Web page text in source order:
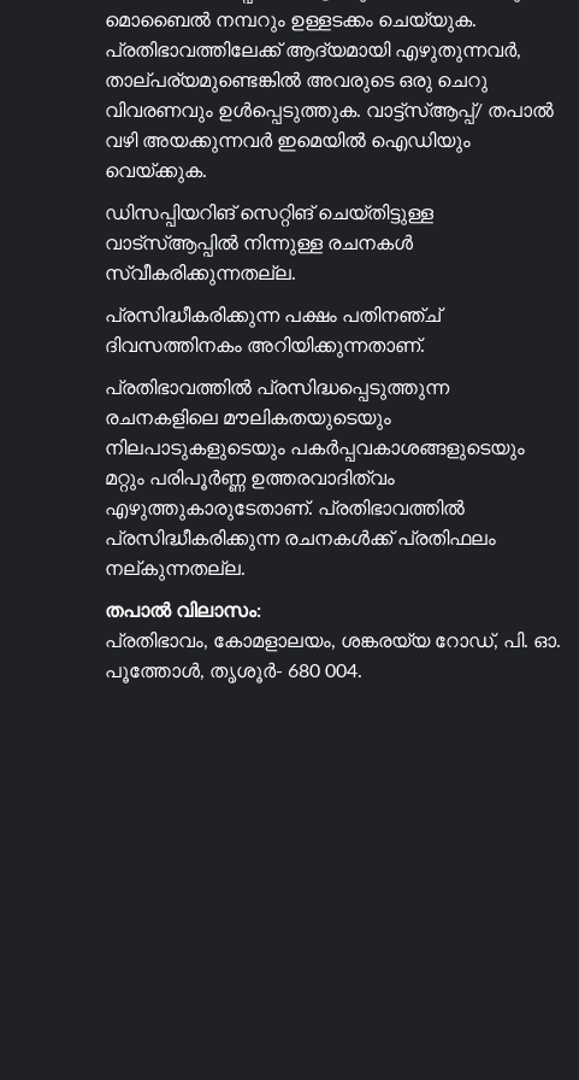
മൊബൈൽ നമ്പറും ഉള്ളടക്കം ചെയ്യുക.
പ്രതിഭാവത്തിലേക്ക് ആദ്യമായി എഴുതുന്നവർ,
താല്പര്യമുണ്ടെങ്കിൽ അവരുടെ ഒരു ചെറു
വിവരണവും ഉൾപ്പെടുത്തുക. വാട്ട്സ്ആപ്പ്/ തപാൽ
വഴി അയക്കുന്നവർ ഇമെയിൽ ഐഡിയും
വെയ്ക്കുക.
ഡിസപ്പിയറിങ് സെറ്റിങ് ചെയ്തിട്ടുള്ള
വാട്സ്ആപ്പിൽ നിന്നുള്ള രചനകൾ
സ്വീകരിക്കുന്നതല്ല.
പ്രസിദ്ധീകരിക്കുന്ന പക്ഷം പതിനഞ്ച്
ദിവസത്തിനകം അറിയിക്കുന്നതാണ്.
പ്രതിഭാവത്തിൽ പ്രസിദ്ധപ്പെടുത്തുന്ന
രചനകളിലെ മൗലികതയുടെയും
നിലപാടുകളുടെയും പകർപ്പവകാശങ്ങളുടെയും
മറ്റും പരിപൂർണ്ണ ഉത്തരവാദിത്വം
എഴുത്തുകാരുടേതാണ്. പ്രതിഭാവത്തിൽ
പ്രസിദ്ധീകരിക്കുന്ന രചനകൾക്ക് പ്രതിഫലം
നല്കുന്നതല്ല.
തപാൽ വിലാസം:
പ്രതിഭാവം, കോമളാലയം, ശങ്കരയ്യ റോഡ്, പി. ഓ.
പൂത്തോൾ, തൃശൂർ- 680 004.